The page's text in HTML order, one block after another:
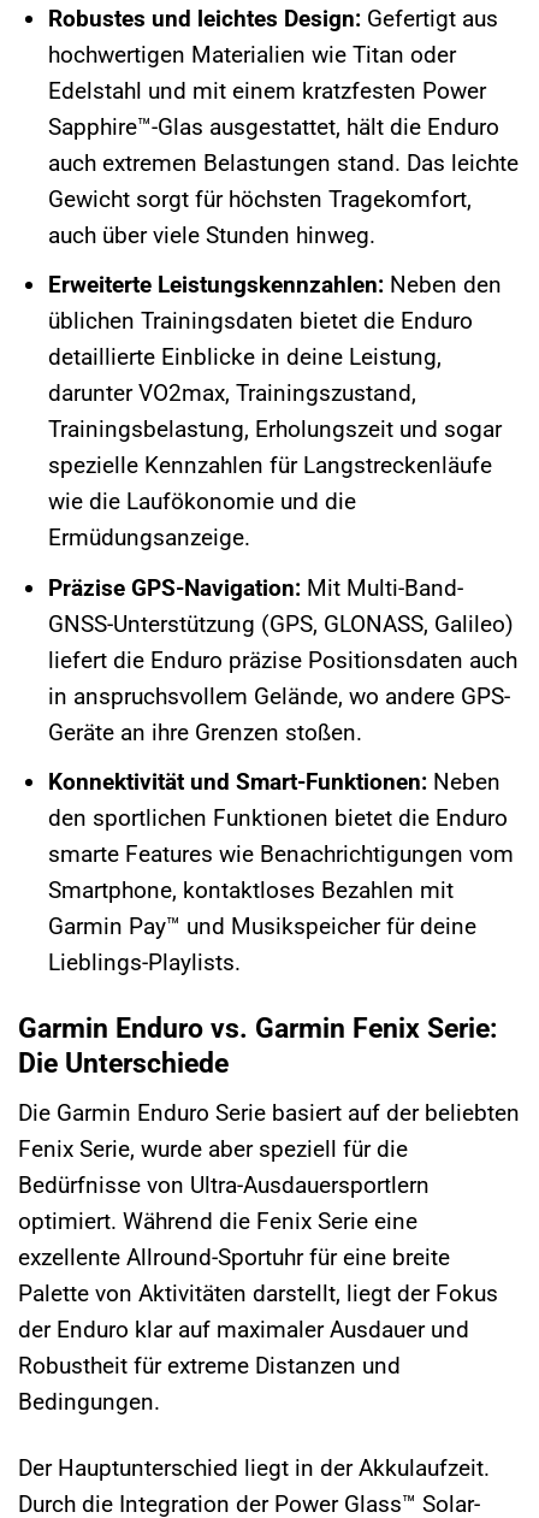
Robustes und leichtes Design:Gefertigt aus
hochwertigen Materialien wie Titan oder
Edelstahl und mit einem kratzfesten Power
Sapphire™-Glas ausgestattet, hält die Enduro
auch extremen Belastungen stand. Das leichte
Gewicht sorgt für höchsten Tragekomfort,
auch über viele Stunden hinweg.
Erweiterte Leistungskennzahlen:Neben den
üblichen Trainingsdaten bietet die Enduro
detaillierte Einblicke in deine Leistung,
darunter VO2max, Trainingszustand,
Trainingsbelastung, Erholungszeit und sogar
spezielle Kennzahlen für Langstreckenläufe
wie die Laufökonomie und die
Ermüdungsanzeige.
Präzise GPS-Navigation:Mit Multi-Band-
GNSS-Unterstützung (GPS, GLONASS, Galileo)
liefert die Enduro präzise Positionsdaten auch
in anspruchsvollem Gelände, wo andere GPS-
Geräte an ihre Grenzen stoßen.
Konnektivität und Smart-Funktionen:Neben
den sportlichen Funktionen bietet die Enduro
smarte Features wie Benachrichtigungen vom
Smartphone, kontaktloses Bezahlen mit
Garmin Pay™ und Musikspeicher für deine
Lieblings-Playlists.
Garmin Enduro vs. Garmin Fenix Serie:
Die Unterschiede
Die Garmin Enduro Serie basiert auf der beliebten
Fenix Serie, wurde aber speziell für die
Bedürfnisse von Ultra-Ausdauersportlern
optimiert. Während die Fenix Serie eine
exzellente Allround-Sportuhr für eine breite
Palette von Aktivitäten darstellt, liegt der Fokus
der Enduro klar auf maximaler Ausdauer und
Robustheit für extreme Distanzen und
Bedingungen.
Der Hauptunterschied liegt in der Akkulaufzeit.
Durch die Integration der Power Glass™ Solar-